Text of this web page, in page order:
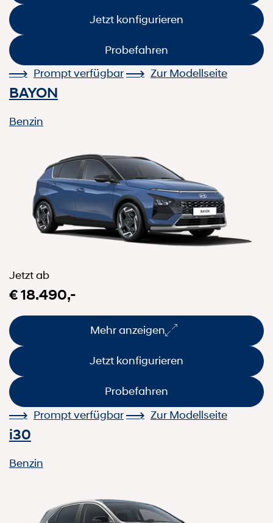
Jetzt konfigurieren
Probefahren
Prompt verfügbar
Zur Modellseite
BAYON
Benzin
Jetzt ab
€ 18.490,-
Mehr anzeigen
Jetzt konfigurieren
Probefahren
Prompt verfügbar
Zur Modellseite
i30
Benzin